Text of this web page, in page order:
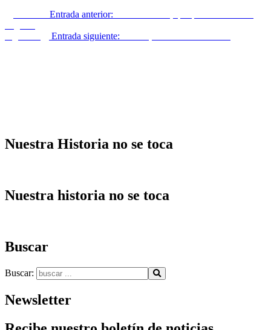
Entrada anterior:
Entrada siguiente:
Nuestra Historia no se toca
Nuestra historia no se toca
Buscar
Buscar:
Newsletter